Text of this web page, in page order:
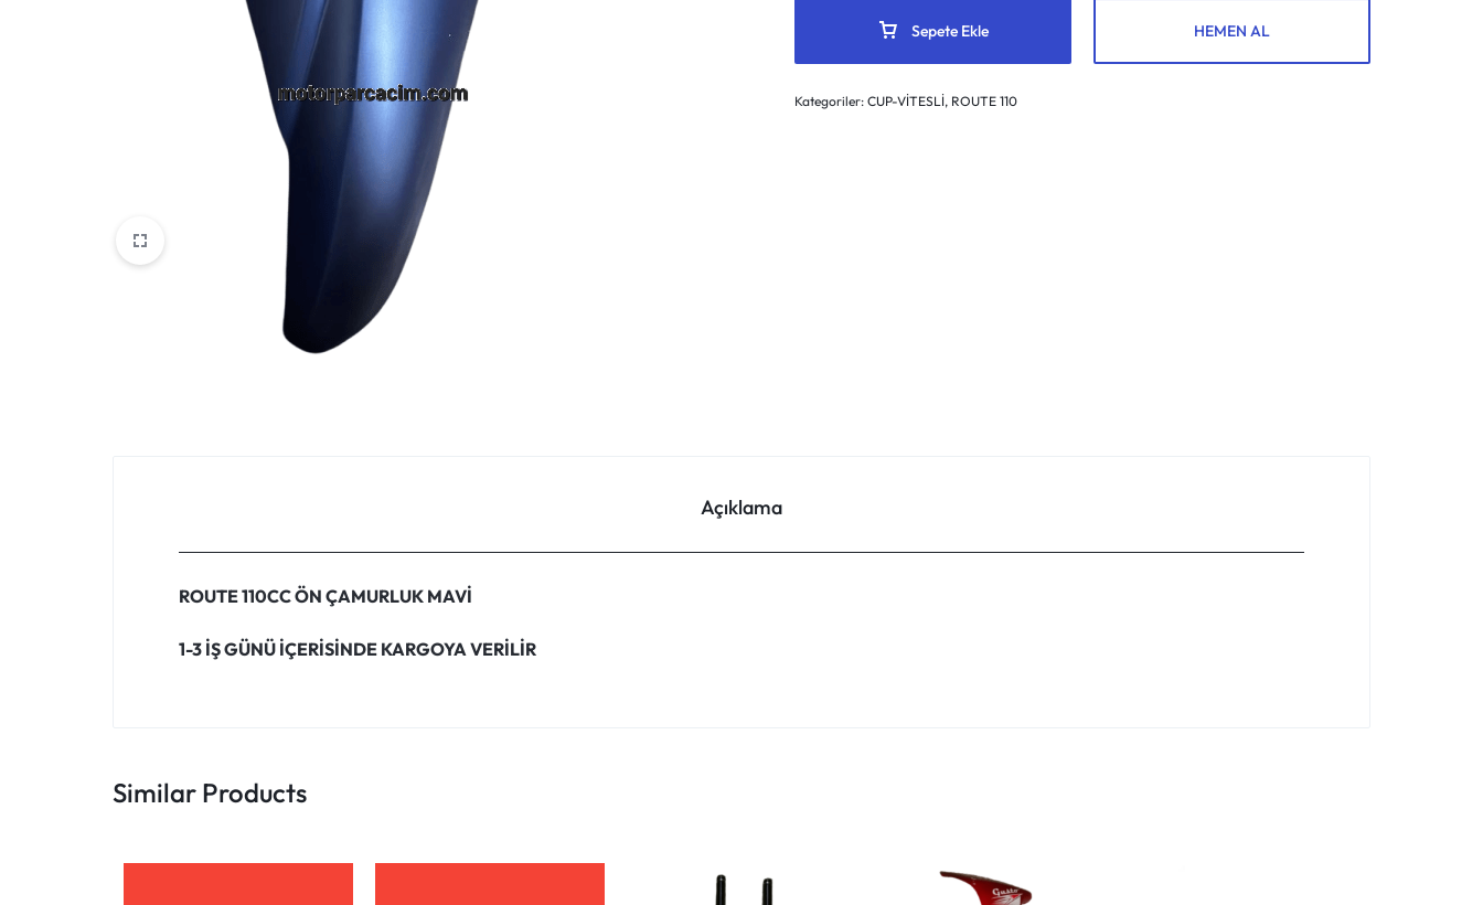
Sepete Ekle HEMEN AL
Kategoriler:CUP-VİTESLİ, ROUTE 110
Açıklama
ROUTE 110CC ÖN ÇAMURLUK MAVİ
1-3 İŞ GÜNÜ İÇERİSİNDE KARGOYA VERİLİR
Similar Products